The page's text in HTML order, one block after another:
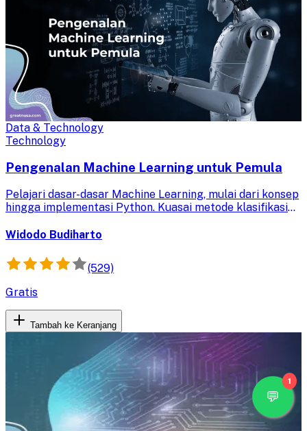
Data & Technology
Technology
Pengenalan Machine Learning untuk Pemula
Pelajari dasar-dasar Machine Learning, mulai dari konsep
hingga implementasi Python. Kuasai metode klasifikasi
Widodo Budiharto
(529)
Gratis
Tambah ke Keranjang
1